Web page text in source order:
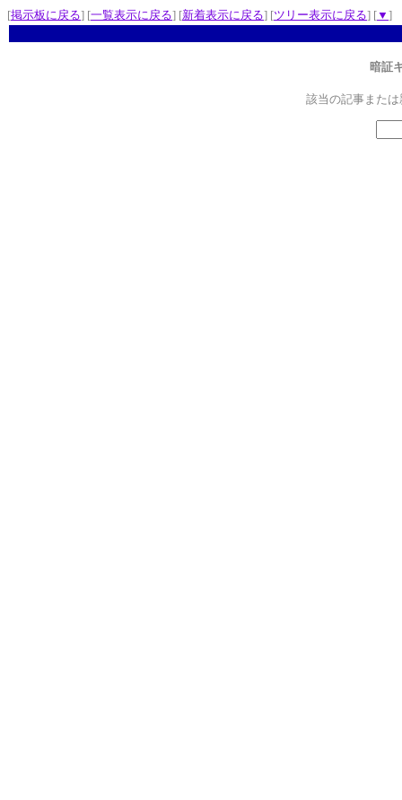
[掲示板に戻る] [一覧表示に戻る] [新着表示に戻る] [ツリー表示に戻る] [▼ ]
暗証
該当の記事また